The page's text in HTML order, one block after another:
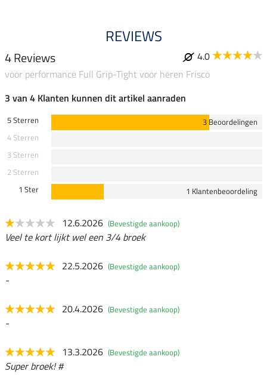
REVIEWS
4 Reviews
4.0
voor performance Full Grip-Tight voor heren Frisco
3 van 4 Klanten kunnen dit artikel aanraden
5 Sterren
3 Beoordelingen
4 Sterren
3 Sterren
2 Sterren
1 Ster
1 Klantenbeoordeling
12.6.2026 (Bevestigde aankoop)
Veel te kort lijkt wel een 3/4 broek
22.5.2026 (Bevestigde aankoop)
-
20.4.2026 (Bevestigde aankoop)
-
13.3.2026 (Bevestigde aankoop)
Super broek! #